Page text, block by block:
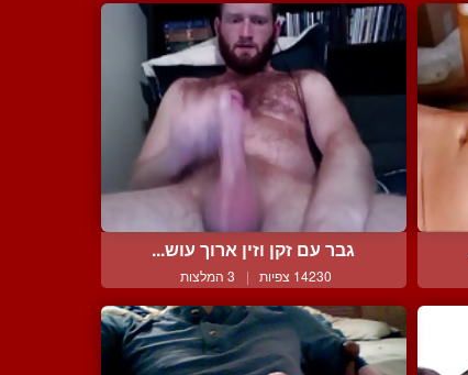
גבר עם זקן וזין ארוך עוש...
14230 צפיות | 3 המלצות